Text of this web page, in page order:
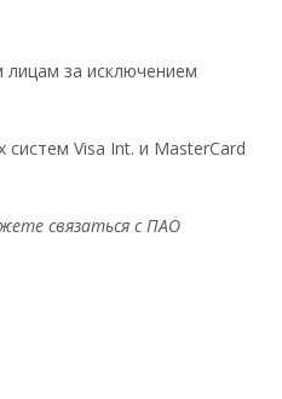
за исключением
Visa Int. и MasterCard
связаться с ПАО